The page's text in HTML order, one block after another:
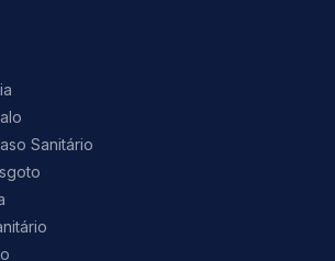
Sanitário